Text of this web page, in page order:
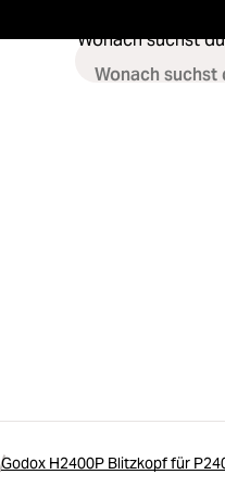
Wonach suchst
Godox H2400P Blitzkopf für